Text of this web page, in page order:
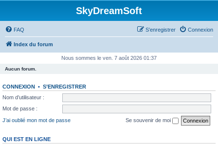
SkyDreamSoft
FAQ Connexion
S’enregistrer
Index du forum
Nous sommes le ven. 7 août 2026 01:37
Aucun forum.
CONNEXION • S’ENREGISTRER
Nom d’utilisateur :
Mot de passe :
J’ai oublié mon mot de passe
Se souvenir de moi
QUI EST EN LIGNE